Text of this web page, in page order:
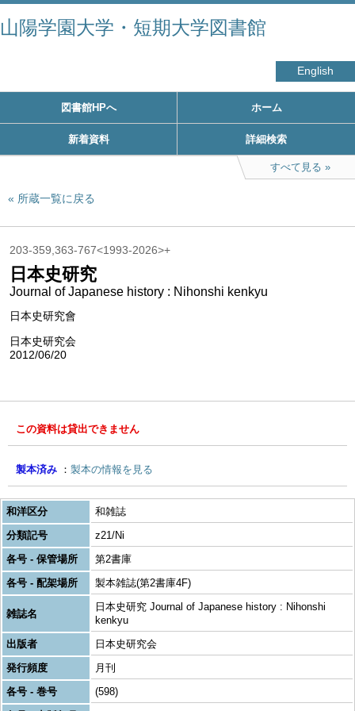
山陽学園大学・短期大学図書館
English
図書館HPへ ホーム
新着資料 詳細検索
すべて見る
所蔵一覧に戻る
203-359,363-767<1993-2026>+
日本史研究
Journal of Japanese history : Nihonshi kenkyu
日本史研究會
日本史研究会
2012/06/20
この資料は貸出できません
製本済み 製本の情報を見る
和洋区分
和雑誌
分類記号
z21/Ni
各号 - 保管場所
第2書庫
各号 - 配架場所
製本雑誌(第2書庫4F)
雑誌名
日本史研究 Journal of Japanese history : Nihonshi
kenkyu
出版者
日本史研究会
発行頻度
月刊
各号 - 巻号
(598)